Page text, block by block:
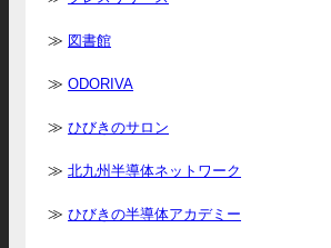
図書館
ODORIVA
ひびきのサロン
北九州半導体ネットワーク
ひびきの半導体アカデミー